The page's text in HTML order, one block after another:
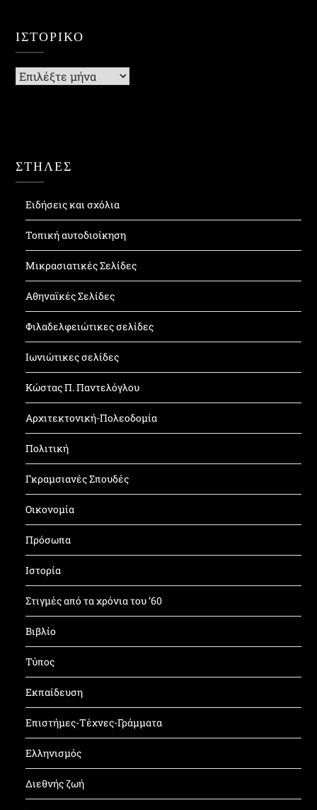
ΙΣΤΟΡΙΚΌ
Ιστορικό
ΣΤΗΛΕΣ
Ειδήσεις και σχόλια
Τοπική αυτοδιοίκηση
Μικρασιατικές Σελίδες
Αθηναϊκές Σελίδες
Φιλαδελφειώτικες σελίδες
Ιωνιώτικες σελίδες
Κώστας Π. Παντελόγλου
Αρχιτεκτονική-Πολεοδομία
Πολιτική
Γκραμσιανές Σπουδές
Οικονομία
Πρόσωπα
Ιστορία
Στιγμές από τα χρόνια του ’60
Βιβλίο
Τύπος
Εκπαίδευση
Επιστήμες-Τέχνες-Γράμματα
Ελληνισμός
Διεθνής ζωή